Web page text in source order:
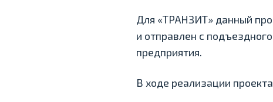
Для «ТРАНЗИТ» данный
и отправлен с
предприятия.
В ходе реализации